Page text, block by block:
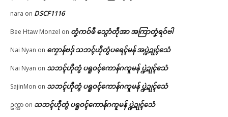
nara on DSCF1116
Bee Htaw Monzel on တၞံကဝ်ဖီ သ္ဂောံတဵုအာ အကြာတၞံရဝ်ဗါ
Nai Nyan on ကၠောန်ဗဒှ် သဘၚ်ဟီုတွံပရေၚ်မန် အပ္ဍဲဍုၚ်သေံ
Nai Nyan on သဘၚ်ဟီုတွံ ပရူဝၚ်ကောန်ဂကူမန် ပ္ဍဲဍုၚ်သေံ
SajinMon on သဘၚ်ဟီုတွံ ပရူဝၚ်ကောန်ဂကူမန် ပ္ဍဲဍုၚ်သေံ
ဥက္ကာ on သဘၚ်ဟီုတွံ ပရူဝၚ်ကောန်ဂကူမန် ပ္ဍဲဍုၚ်သေံ